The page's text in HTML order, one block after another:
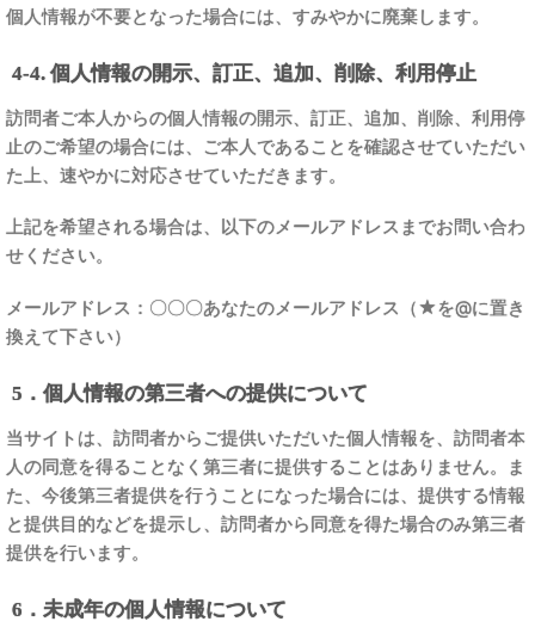
個人情報が不要となった場合には、すみやかに廃棄します。
4-4. 個人情報の開示、訂正、追加、削除、利用停止
訪問者ご本人からの個人情報の開示、訂正、追加、削除、利用停
止のご希望の場合には、ご本人であることを確認させていただい
た上、速やかに対応させていただきます。
上記を希望される場合は、以下のメールアドレスまでお問い合わ
せください。
メールアドレス：〇〇〇あなたのメールアドレス（★を@に置き
換えて下さい）
5．個人情報の第三者への提供について
当サイトは、訪問者からご提供いただいた個人情報を、訪問者本
人の同意を得ることなく第三者に提供することはありません。ま
た、今後第三者提供を行うことになった場合には、提供する情報
と提供目的などを提示し、訪問者から同意を得た場合のみ第三者
提供を行います。
6．未成年の個人情報について